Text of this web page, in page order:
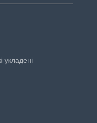
укладені